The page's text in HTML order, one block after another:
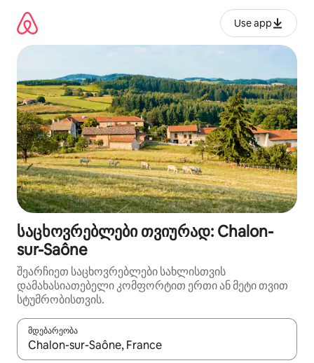
გადასვლა
Use app
საცხოვრებლები თვიურად: Chalon-
sur-Saône
შეარჩიეთ საცხოვრებლები სახლისთვის
დამახასიათებელი კომფორტით ერთი ან მეტი თვით
სტუმრობისთვის.
მდებარეობა
როცა შედეგები ხელმისაწვდომი გახდება, ნავიგაციისთვის